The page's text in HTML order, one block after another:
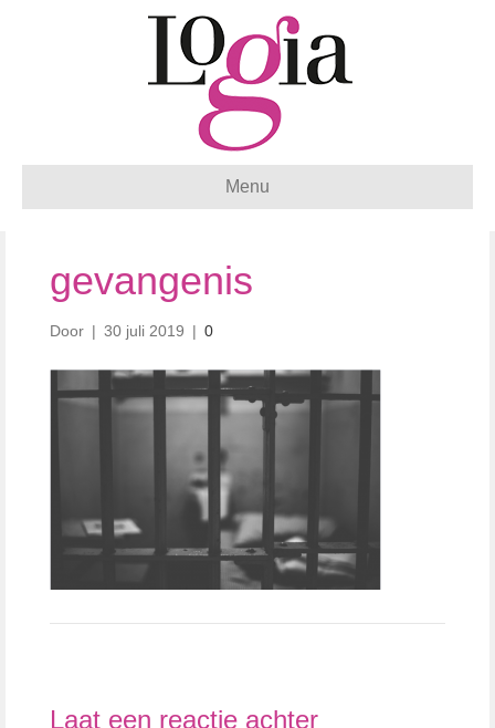
Menu
gevangenis
Door | 30 juli 2019 | 0
Laat een reactie achter